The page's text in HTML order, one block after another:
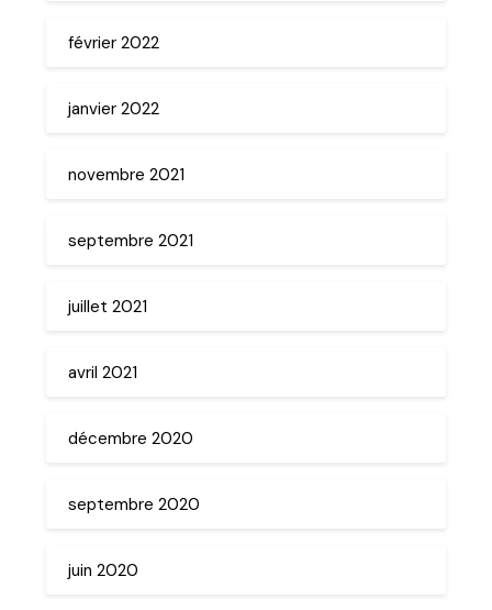
février 2022
janvier 2022
novembre 2021
septembre 2021
juillet 2021
avril 2021
décembre 2020
septembre 2020
juin 2020